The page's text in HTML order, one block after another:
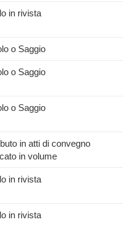
in rivista
o Saggio
o Saggio
o Saggio
in atti di convegno
in volume
in rivista
in rivista